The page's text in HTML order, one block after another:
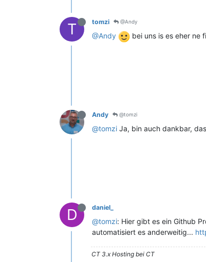
T tomzi @Andy
@Andy bei uns is es eher ne
Andy @tomzi
@tomzi Ja, bin auch dankbar,
D daniel_
@tomzi: Hier gibt es ein Github
automatisiert es anderweitig...
CT 3.x Hosting bei CT